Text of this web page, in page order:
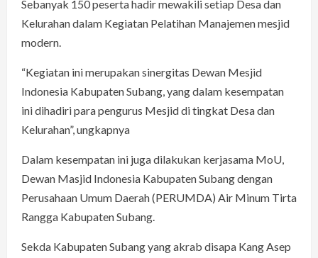
Sebanyak 150 peserta hadir mewakili setiap Desa dan
Kelurahan dalam Kegiatan Pelatihan Manajemen mesjid
modern.
“Kegiatan ini merupakan sinergitas Dewan Mesjid
Indonesia Kabupaten Subang, yang dalam kesempatan
ini dihadiri para pengurus Mesjid di tingkat Desa dan
Kelurahan”, ungkapnya
Dalam kesempatan ini juga dilakukan kerjasama MoU,
Dewan Masjid Indonesia Kabupaten Subang dengan
Perusahaan Umum Daerah (PERUMDA) Air Minum Tirta
Rangga Kabupaten Subang.
Sekda Kabupaten Subang yang akrab disapa Kang Asep